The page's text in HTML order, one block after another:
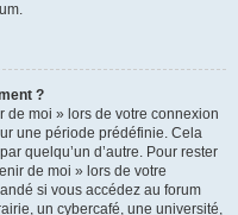
?
de moi » lors de votre connexion
une période prédéfinie. Cela
quelqu’un d’autre. Pour rester
de moi » lors de votre
si vous accédez au forum
un cybercafé, une université,